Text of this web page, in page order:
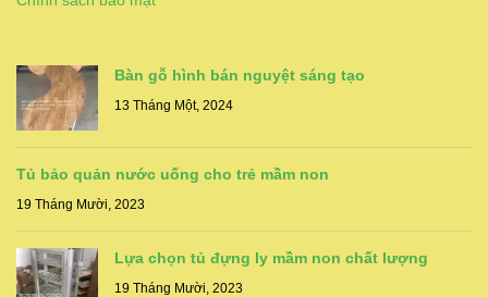
Bàn gỗ hình bán nguyệt sáng tạo
13 Tháng Một, 2024
Tủ bảo quản nước uống cho trẻ mầm non
19 Tháng Mười, 2023
Lựa chọn tủ đựng ly mầm non chất lượng
19 Tháng Mười, 2023